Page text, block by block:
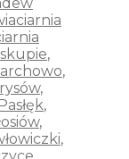
,
,
,
,
,
,